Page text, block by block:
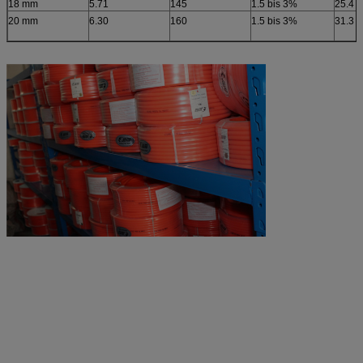
18 mm
5.71 145 1.5 bis 3%
25.4
20 mm
6.30 160 1.5 bis 3% 31.3